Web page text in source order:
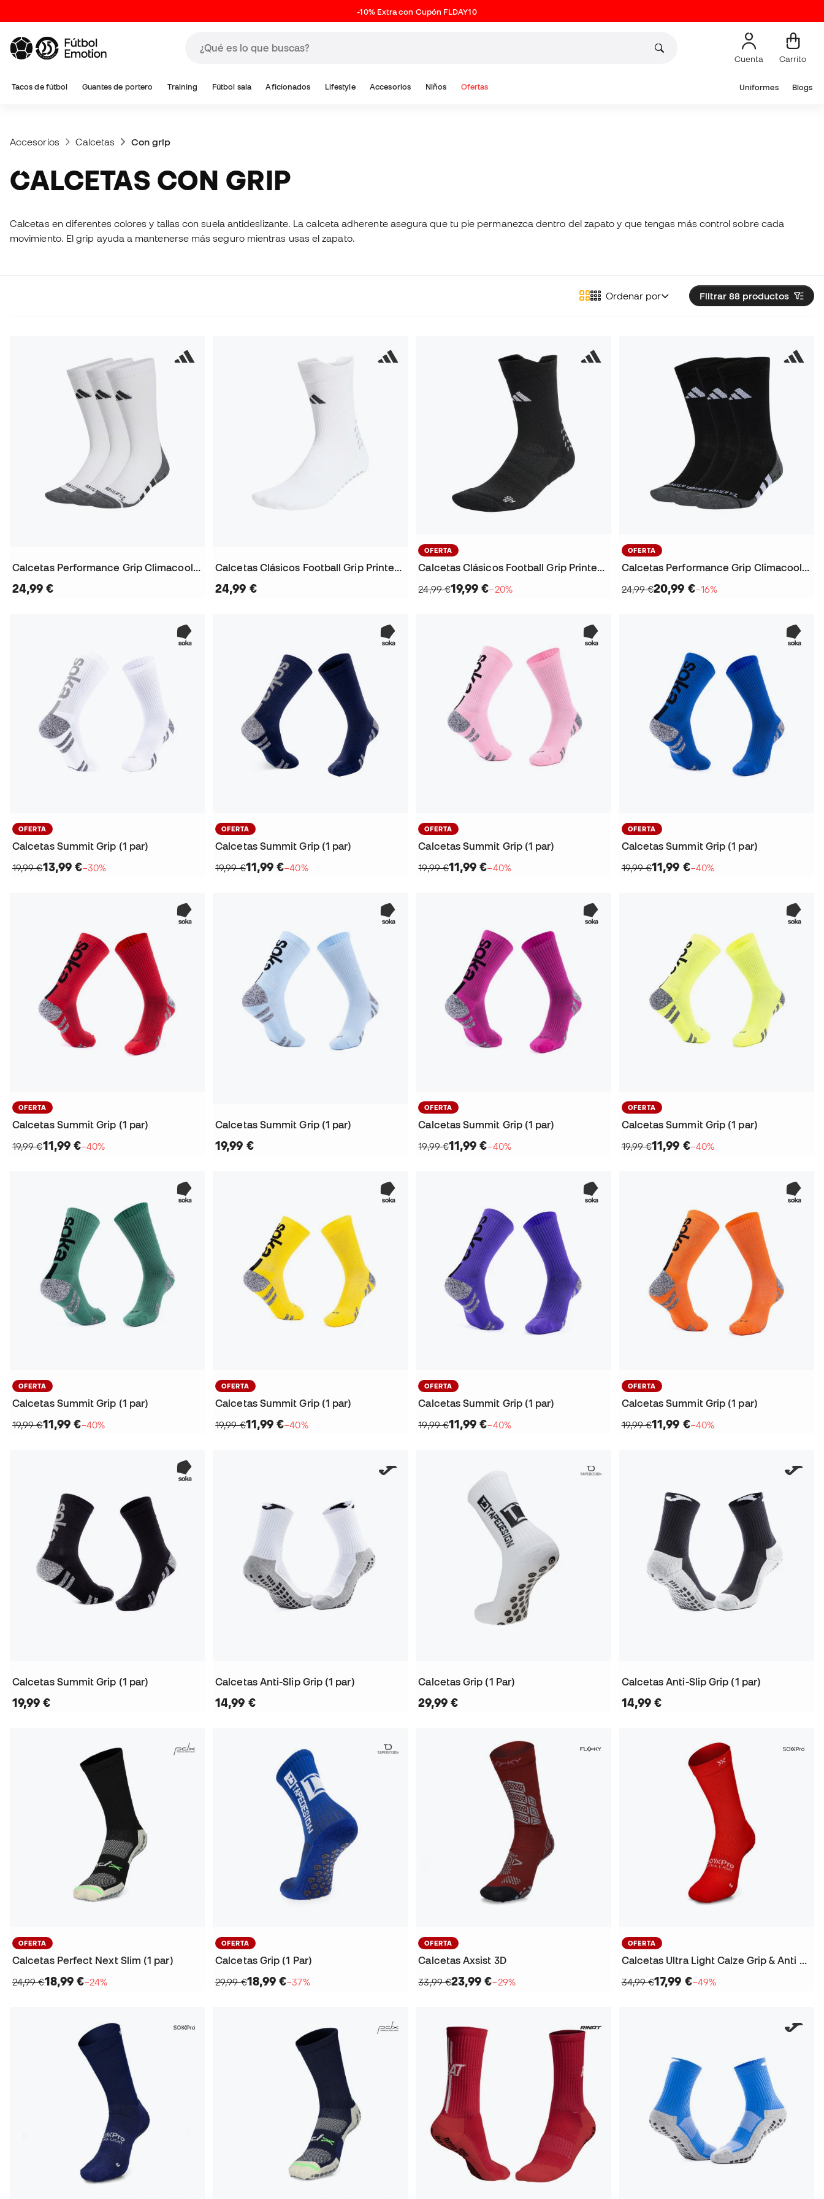
-10% Extra con Cupón FLDAY10
Cuenta Carrito
Tacos de fútbol Guantes de portero Training Fútbol sala Aficionados Lifestyle Accesorios Niños Ofertas Uniformes Blogs
Accesorios Calcetas Con grip
CALCETAS CON GRIP
Calcetas en diferentes colores y tallas con suela antideslizante. La calceta adherente asegura que tu pie permanezca dentro del zapato y que tengas más control sobre cada
movimiento. El grip ayuda a mantenerse más seguro mientras usas el zapato.
Filtrar 88 productos
Ordenar por
Calcetas Performance Grip Climacool Crew (3 pares)
24,99 €
Calcetas Clásicos Football Grip Printed Cushioned (1 par)
24,99 €
OFERTA
Calcetas Clásicos Football Grip Printed Cushioned (1 Par)
24,99 €19,99 €−20%
OFERTA
Calcetas Performance Grip Climacool Crew (3 pares)
24,99 €20,99 €−16%
OFERTA
Calcetas Summit Grip (1 par)
19,99 €13,99 €−30%
OFERTA
Calcetas Summit Grip (1 par)
19,99 €11,99 €−40%
OFERTA
Calcetas Summit Grip (1 par)
19,99 €11,99 €−40%
OFERTA
Calcetas Summit Grip (1 par)
19,99 €11,99 €−40%
OFERTA
Calcetas Summit Grip (1 par)
19,99 €11,99 €−40%
Calcetas Summit Grip (1 par)
19,99 €
OFERTA
Calcetas Summit Grip (1 par)
19,99 €11,99 €−40%
OFERTA
Calcetas Summit Grip (1 par)
19,99 €11,99 €−40%
OFERTA
Calcetas Summit Grip (1 par)
19,99 €11,99 €−40%
OFERTA
Calcetas Summit Grip (1 par)
19,99 €11,99 €−40%
OFERTA
Calcetas Summit Grip (1 par)
19,99 €11,99 €−40%
OFERTA
Calcetas Summit Grip (1 par)
19,99 €11,99 €−40%
Calcetas Summit Grip (1 par)
19,99 €
Calcetas Anti-Slip Grip (1 par)
14,99 €
Calcetas Grip (1 Par)
29,99 €
Calcetas Anti-Slip Grip (1 par)
14,99 €
OFERTA
Calcetas Perfect Next Slim (1 par)
24,99 €18,99 €−24%
OFERTA
Calcetas Grip (1 Par)
29,99 €18,99 €−37%
OFERTA
Calcetas Axsist 3D
33,99 €23,99 €−29%
OFERTA
Calcetas Ultra Light Calze Grip & Anti Slip
34,99 €17,99 €−49%